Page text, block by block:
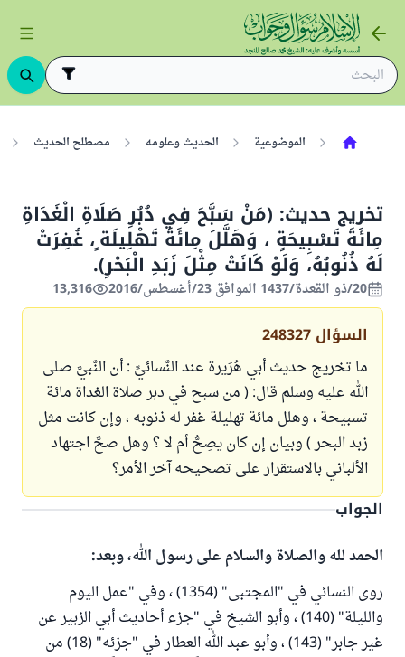
الموضوعية الحديث وعلومه مصطلح الحديث
تخريج حديث: (مَنْ سَبَّحَ فِي دُبُرِ صَلَاةِ الْغَدَاةِ
مِائَةَ تَسْبِيحَةٍ ، وَهَلَّلَ مِائَةَ تَهْلِيلَة ٍ، غُفِرَتْ
لَهُ ذُنُوبُهُ، وَلَوْ كَانَتْ مِثْلَ زَبَدِ الْبَحْرِ).
20/ذو القعدة/1437 الموافق 23/أغسطس/2016 13,316
السؤال 248327
ما تخريج حديث أبي هُرَيرة عند النَّسائيِّ : أن النَّبيَّ صلى
الله عليه وسلم قال: ( من سبح في دبر صلاة الغداة مائة
تسبيحة ، وهلل مائة تهليلة غفر له ذنوبه ، وإن كانت مثل
زبد البحر ) وبيان إن كان يصِحُّ أم لا ؟ وهل صحَّ اجتهاد
الألباني بالاستقرار على تصحيحه آخر الأمر؟
الجواب
الحمد لله والصلاة والسلام على رسول الله، وبعد:
روى النسائي في "المجتبى" (1354) ، وفي "عمل اليوم
والليلة" (140) ، وأبو الشيخ في "جزء أحاديث أبي الزبير عن
غير جابر" (143) ، وأبو عبد الله العطار في "جزئه" (18) من